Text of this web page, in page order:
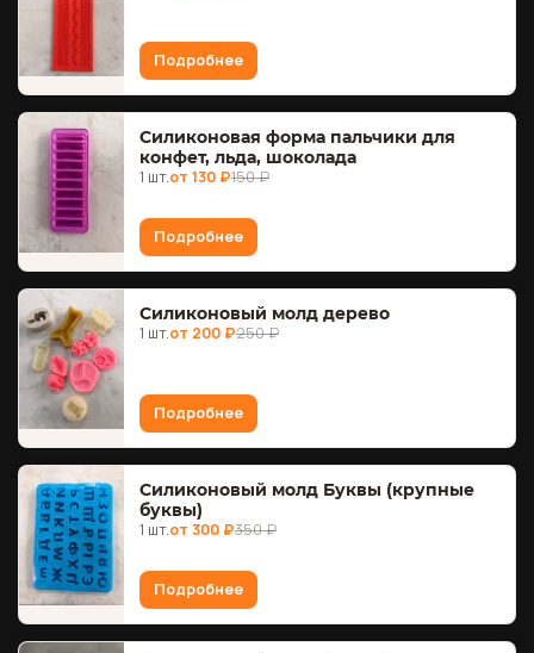
Подробнее
Силиконовая форма пальчики для
конфет, льда, шоколада
1 шт.от 130 ₽150 ₽
Подробнее
Силиконовый молд дерево
1 шт.от 200 ₽250 ₽
Подробнее
Силиконовый молд Буквы (крупные
буквы)
1 шт.от 300 ₽350 ₽
Подробнее